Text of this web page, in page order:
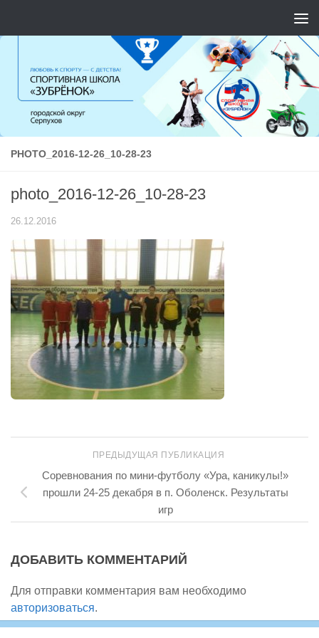
PHOTO_2016-12-26_10-28-23
photo_2016-12-26_10-28-23
26.12.2016
ПРЕДЫДУЩАЯ ПУБЛИКАЦИЯ
Соревнования по мини-футболу «Ура, каникулы!»
прошли 24-25 декабря в п. Оболенск. Результаты
игр
ДОБАВИТЬ КОММЕНТАРИЙ
Для отправки комментария вам необходимо
авторизоваться.